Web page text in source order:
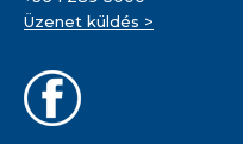
Üzenet küldés >